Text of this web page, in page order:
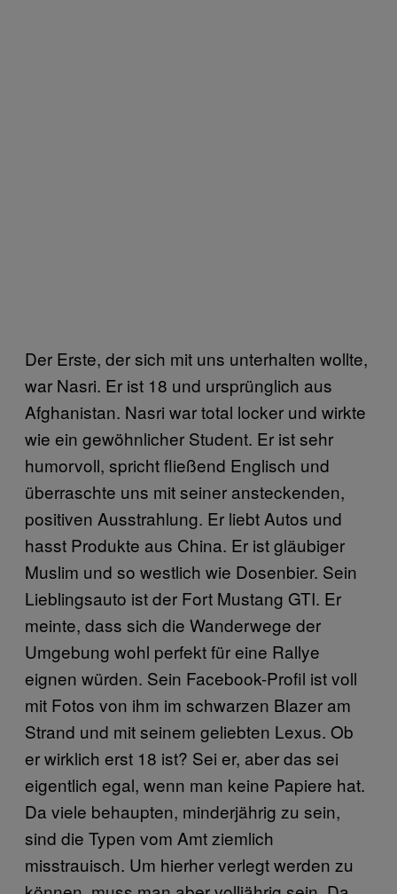
Der Erste, der sich mit uns unterhalten wollte,
war Nasri. Er ist 18 und ursprünglich aus
Afghanistan. Nasri war total locker und wirkte
wie ein gewöhnlicher Student. Er ist sehr
humorvoll, spricht fließend Englisch und
überraschte uns mit seiner ansteckenden,
positiven Ausstrahlung. Er liebt Autos und
hasst Produkte aus China. Er ist gläubiger
Muslim und so westlich wie Dosenbier. Sein
Lieblingsauto ist der Fort Mustang GTI. Er
meinte, dass sich die Wanderwege der
Umgebung wohl perfekt für eine Rallye
eignen würden. Sein Facebook-Profil ist voll
mit Fotos von ihm im schwarzen Blazer am
Strand und mit seinem geliebten Lexus. Ob
er wirklich erst 18 ist? Sei er, aber das sei
eigentlich egal, wenn man keine Papiere hat.
Da viele behaupten, minderjährig zu sein,
sind die Typen vom Amt ziemlich
misstrauisch. Um hierher verlegt werden zu